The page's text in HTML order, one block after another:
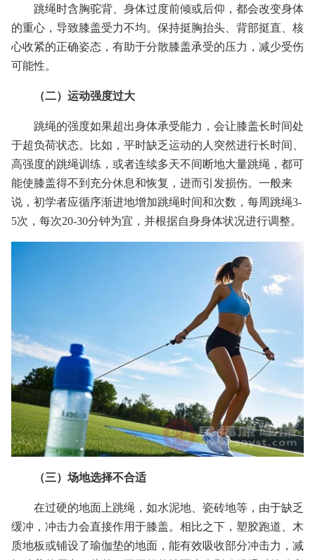
跳绳时含胸驼背、身体过度前倾或后仰，都会改变身体
的重心，导致膝盖受力不均。保持挺胸抬头、背部挺直、核
心收紧的正确姿态，有助于分散膝盖承受的压力，减少受伤
可能性。
（二）运动强度过大
跳绳的强度如果超出身体承受能力，会让膝盖长时间处
于超负荷状态。比如，平时缺乏运动的人突然进行长时间、
高强度的跳绳训练，或者连续多天不间断地大量跳绳，都可
能使膝盖得不到充分休息和恢复，进而引发损伤。一般来
说，初学者应循序渐进地增加跳绳时间和次数，每周跳绳3-
5次，每次20-30分钟为宜，并根据自身身体状况进行调整。
（三）场地选择不合适
在过硬的地面上跳绳，如水泥地、瓷砖地等，由于缺乏
缓冲，冲击力会直接作用于膝盖。相比之下，塑胶跑道、木
质地板或铺设了瑜伽垫的地面，能有效吸收部分冲击力，减